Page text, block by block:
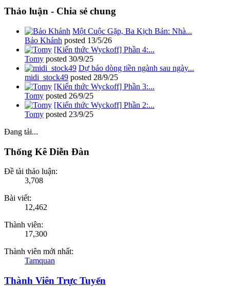
Thảo luận - Chia sẻ chung
Một Cuộc Gặp, Ba Kịch Bản: Nhà...
Bảo Khánh posted 13/5/26
[Kiến thức Wyckoff] Phần 4:...
Tomy posted 30/9/25
Dự báo dòng tiền ngành sau ngày...
midi_stock49 posted 28/9/25
[Kiến thức Wyckoff] Phần 3:...
Tomy posted 26/9/25
[Kiến thức Wyckoff] Phần 2:...
Tomy posted 23/9/25
Đang tải...
Thống Kê Diễn Đàn
Đề tài thảo luận:
3,708
Bài viết:
12,462
Thành viên:
17,300
Thành viên mới nhất:
Tamquan
Thành Viên Trực Tuyến